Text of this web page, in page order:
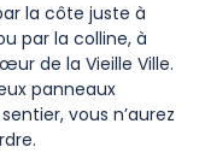
la côte juste à
par la colline, à
de la Vieille Ville.
panneaux
vous n’aurez